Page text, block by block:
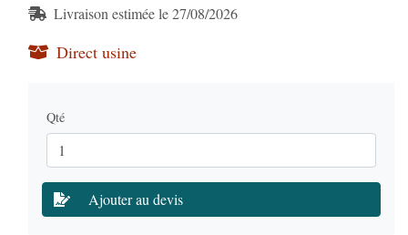
Livraison estimée le 27/08/2026
Direct usine
Qté
Ajouter au devis